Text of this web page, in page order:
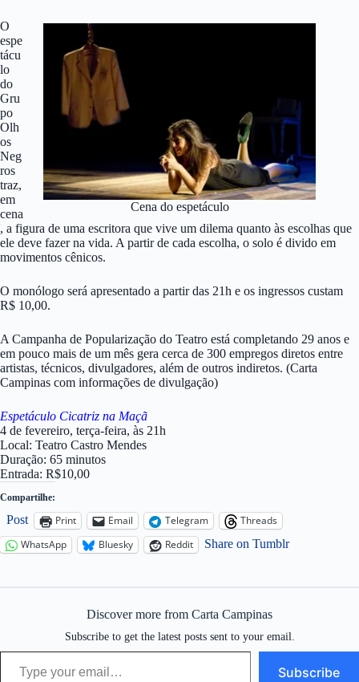
Cena do espetáculo
O
espe
tácu
lo
do
Gru
po
Olh
os
Neg
ros
traz,
em
cena
, a figura de uma escritora que vive um dilema quanto às escolhas que
ele deve fazer na vida. A partir de cada escolha, o solo é divido em
movimentos cênicos.
O monólogo será apresentado a partir das 21h e os ingressos custam
R$ 10,00.
A Campanha de Popularização do Teatro está completando 29 anos e
em pouco mais de um mês gera cerca de 300 empregos diretos entre
artistas, técnicos, divulgadores, além de outros indiretos. (Carta
Campinas com informações de divulgação)
Espetáculo Cicatriz na Maçã
4 de fevereiro, terça-feira, às 21h
Local: Teatro Castro Mendes
Duração: 65 minutos
Entrada: R$10,00
Compartilhe:
Post Print Email Telegram
Threads
WhatsApp
Bluesky Reddit Share on Tumblr
Discover more from Carta Campinas
Subscribe to get the latest posts sent to your email.
Type your email…
Subscribe